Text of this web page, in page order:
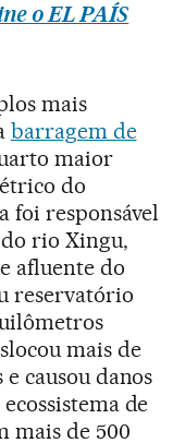
o EL PAÍS
mais
barragem de
maior
do
foi responsável
rio Xingu,
afluente do
reservatório
mais de
e causou danos
de
mais de 500